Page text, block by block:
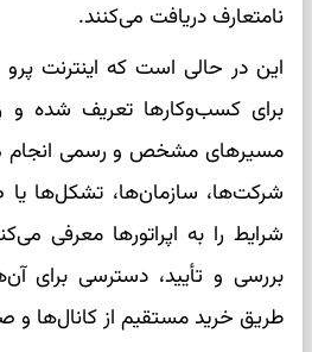
نامتعارف دریافت می‌کنند.
این در حالی است که اینترنت
برای کسب‌وکارها تعریف شده و
مسیرهای مشخص و رسمی انجام
شرکت‌ها، سازمان‌ها، تشکل‌ها
شرایط را به اپراتورها معرفی
بررسی و تأیید، دسترسی برای
طریق خرید مستقیم از کانال‌ها